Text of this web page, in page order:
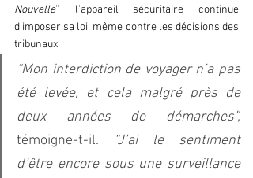
Nouvelle”, l’appareil sécuritaire continue
d’imposer sa loi, même contre les décisions des
tribunaux.
“Mon interdiction de voyager n’a pas
été levée, et cela malgré près de
témoigne-t-il. “J’ai le sentiment
d’être encore sous une surveillance